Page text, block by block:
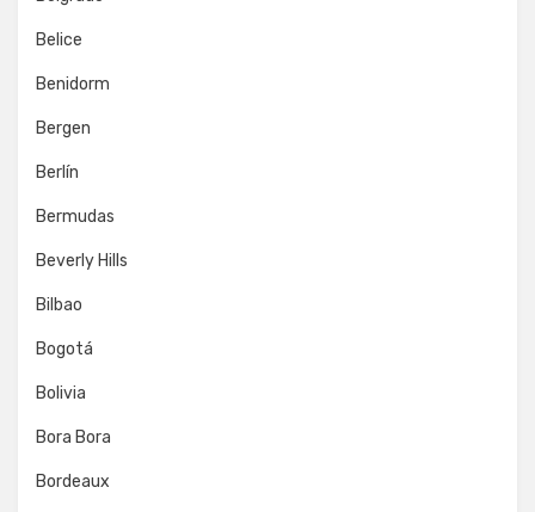
Belice
Benidorm
Bergen
Berlín
Bermudas
Beverly Hills
Bilbao
Bogotá
Bolivia
Bora Bora
Bordeaux